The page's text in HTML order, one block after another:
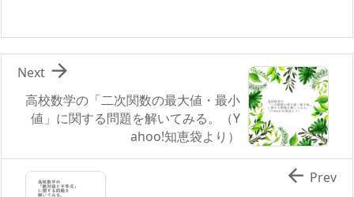
高校数学の「二次関数の最大値・最小
値」に関する問題を解いてみる。（Y
ahoo!知恵袋より）

Next
 Prev